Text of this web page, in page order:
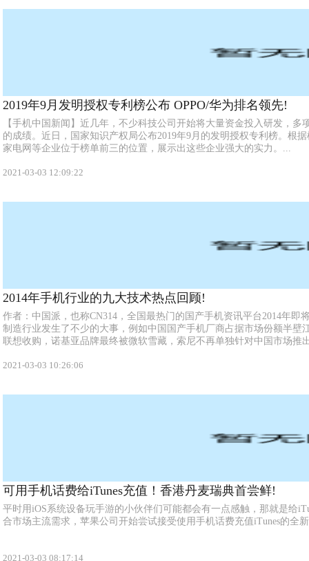
2019年9月发明授权专利榜公布 OPPO/华为排名领先!
【手机中国新闻】近几年，不少科技公司开始将大量资金投入研发，多
的成绩。近日，国家知识产权局公布2019年9月的发明授权专利榜。根
家电网等企业位于榜单前三的位置，展示出这些企业强大的实力。...
2021-03-03 12:09:22
2014年手机行业的九大技术热点回顾!
作者：中国派，也称CN314，全国最热门的国产手机资讯平台2014年即
制造行业发生了不少的大事，例如中国国产手机厂商占据市场份额半壁
联想收购，诺基亚品牌最终被微软雪藏，索尼不再单独针对中国市场推
2021-03-03 10:26:06
可用手机话费给iTunes充值！香港丹麦瑞典首尝鲜!
平时用iOS系统设备玩手游的小伙伴们可能都会有一点感触，那就是给
合市场主流需求，苹果公司开始尝试接受使用手机话费充值iTunes的全
2021-03-03 08:17:14